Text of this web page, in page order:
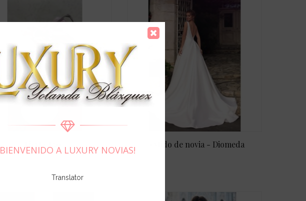
Vestido de novia - Diomeda
BIENVENIDO A LUXURY NOVIAS!
Translator